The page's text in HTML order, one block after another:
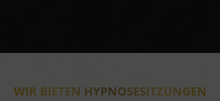
WIR BIETEN HYPNOSESITZUNGEN